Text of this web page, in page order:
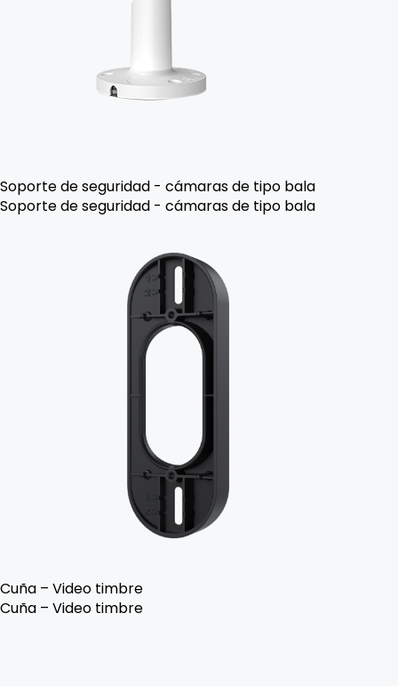
Soporte de seguridad - cámaras de tipo bala
Soporte de seguridad - cámaras de tipo bala
Cuña – Video timbre
Cuña – Video timbre